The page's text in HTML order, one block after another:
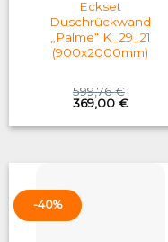
Eckset
Duschrückwand
„Palme“ K_29_21
(900x2000mm)
599,76€
Original
price
was:
369,00 €Current
is:
-40%